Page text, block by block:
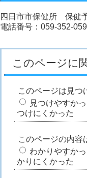
四日市市保健所 保健
電話番号：059-352-
このページに
このページは見つ
見つけやすか
つけにくかった
このページの内容
わかりやすか
かりにくかった